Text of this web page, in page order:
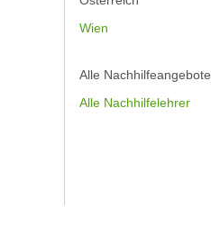
Wien
Alle Nachhilfeangebote
Alle Nachhilfelehrer